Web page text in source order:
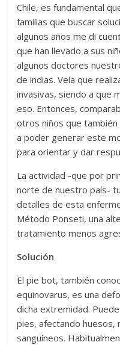
Chile, es fundamental
familias que buscar
algunos años me di
que han llevado a sus
algunos doctores
de indias. Veía que
invasivas, siendo a que
eso. Entonces,
otros niños que
a poder generar este
para orientar y dar
La actividad -que por
norte de nuestro país-
detalles de esta
Método Ponseti, una
tratamiento menos
Solución
El pie bot, también
equinovarus, es una
dicha extremidad.
pies, afectando huesos,
sanguíneos.